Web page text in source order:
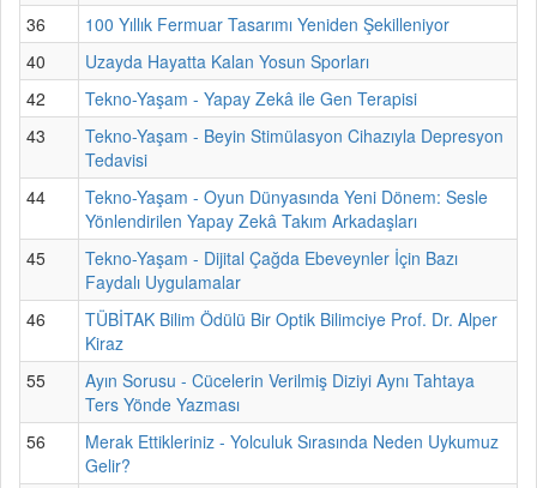
36
100 Yıllık Fermuar Tasarımı Yeniden Şekilleniyor
40
Uzayda Hayatta Kalan Yosun Sporları
42
Tekno-Yaşam - Yapay Zekâ ile Gen Terapisi
43
Tekno-Yaşam - Beyin Stimülasyon Cihazıyla Depresyon
Tedavisi
44
Tekno-Yaşam - Oyun Dünyasında Yeni Dönem: Sesle
Yönlendirilen Yapay Zekâ Takım Arkadaşları
45
Tekno-Yaşam - Dijital Çağda Ebeveynler İçin Bazı
Faydalı Uygulamalar
46
TÜBİTAK Bilim Ödülü Bir Optik Bilimciye Prof. Dr. Alper
Kiraz
55
Ayın Sorusu - Cücelerin Verilmiş Diziyi Aynı Tahtaya
Ters Yönde Yazması
56
Merak Ettikleriniz - Yolculuk Sırasında Neden Uykumuz
Gelir?